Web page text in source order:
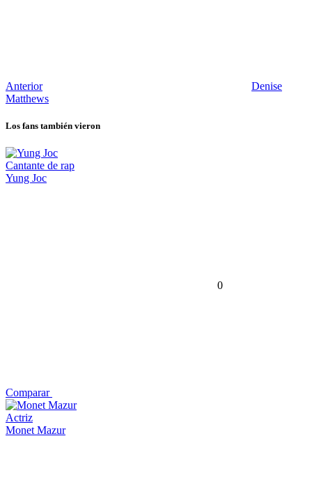
Anterior
Denise
Matthews
Los fans también vieron
Cantante de rap
Yung Joc
0
Comparar
Actriz
Monet Mazur